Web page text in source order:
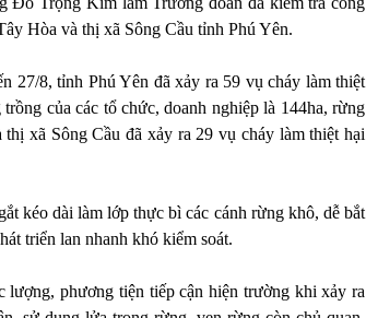
Hòa và thị xã Sông Cầu tỉnh Phú Yên.
27/8, tỉnh Phú Yên đã xảy ra 59 vụ cháy làm thiệt
của các tổ chức, doanh nghiệp là 144ha, rừng
xã Sông Cầu đã xảy ra 29 vụ cháy làm thiệt hại
kéo dài làm lớp thực bì các cánh rừng khô, dễ bắt
triển lan nhanh khó kiểm soát.
phương tiện tiếp cận hiện trường khi xảy ra